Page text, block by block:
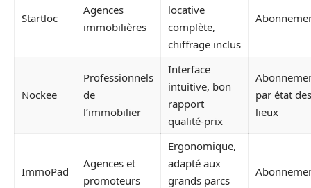
Startloc
Agences
immobilières
locative
complète,
chiffrage inclus
Nockee
Professionnels
de
l’immobilier
Interface
intuitive, bon
rapport
qualité-prix
par état des
lieux
ImmoPad
Agences et
promoteurs
Ergonomique,
adapté aux
grands parcs